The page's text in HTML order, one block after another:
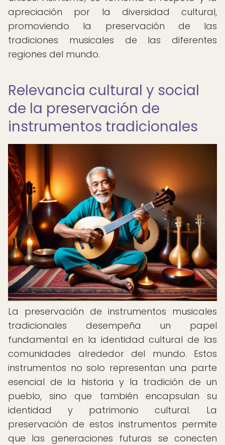
apreciación por la diversidad cultural,
promoviendo la preservación de las
tradiciones musicales de las diferentes
regiones del mundo.
Relevancia cultural y social
de la preservación de
instrumentos tradicionales
La preservación de instrumentos musicales
tradicionales desempeña un papel
fundamental en la identidad cultural de las
comunidades alrededor del mundo. Estos
instrumentos no solo representan una parte
esencial de la historia y la tradición de un
pueblo, sino que también encapsulan su
identidad y patrimonio cultural. La
preservación de estos instrumentos permite
que las generaciones futuras se conecten